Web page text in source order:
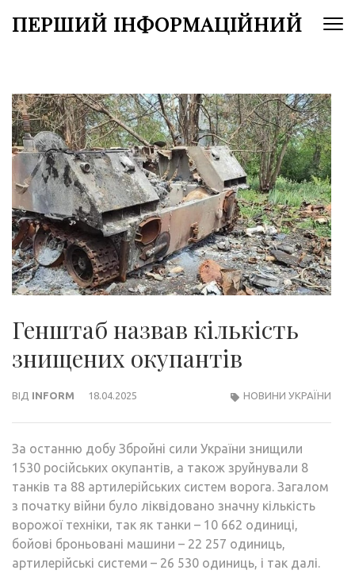
доПЕРШИЙ ІНФОРМАЦІЙНИЙ
Генштаб назвав кількість
знищених окупантів
ВІД INFORM 18.04.2025 НОВИНИ УКРАЇНИ
За останню добу Збройні сили України знищили
1530 російських окупантів, а також зруйнували 8
танків та 88 артилерійських систем ворога. Загалом
з початку війни було ліквідовано значну кількість
ворожої техніки, так як танки – 10 662 одиниці,
бойові броньовані машини – 22 257 одиниць,
артилерійські системи – 26 530 одиниць, і так далі.